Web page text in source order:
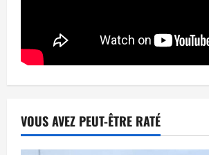
VOUS AVEZ PEUT-ÊTRE RATÉ